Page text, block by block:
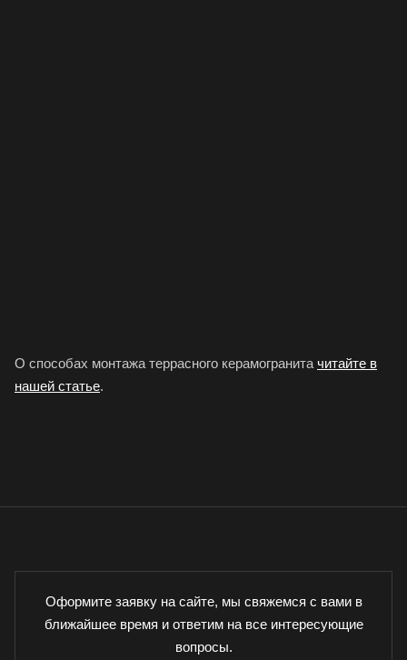
О способах монтажа террасного керамогранита читайте в
нашей статье.
Оформите заявку на сайте, мы свяжемся с вами в
ближайшее время и ответим на все интересующие
вопросы.